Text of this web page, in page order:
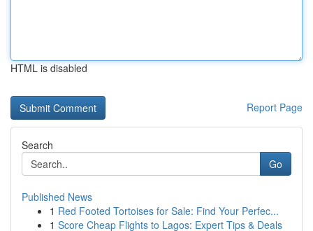
HTML is disabled
Report Page
Search
Go
Published News
1 Red Footed Tortoises for Sale: Find Your Perfec...
1 Score Cheap Flights to Lagos: Expert Tips & Deals